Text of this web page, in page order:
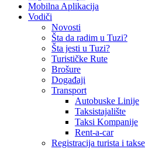
Mobilna Aplikacija
Vodiči
Novosti
Šta da radim u Tuzi?
Šta jesti u Tuzi?
Turističke Rute
Brošure
Događaji
Transport
Autobuske Linije
Taksistajalište
Taksi Kompanije
Rent-a-car
Registracija turista i takse